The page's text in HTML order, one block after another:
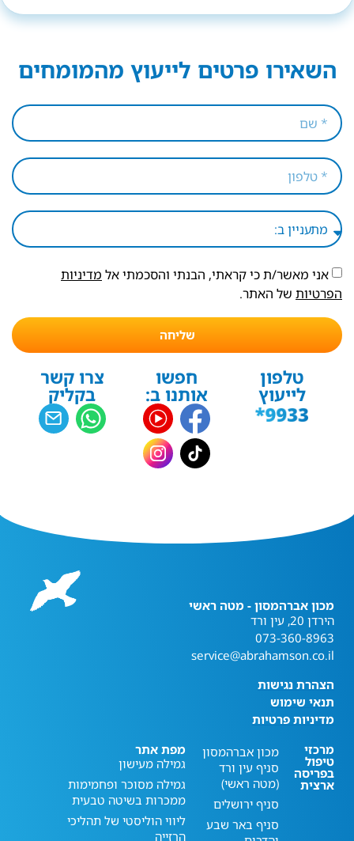
השאירו פרטים לייעוץ מהמומחים
אני מאשר/ת כי קראתי, הבנתי והסכמתי אל מדיניות
הפרטיות של האתר.
שליחה
טלפון
לייעוץ
חפשו
אותנו ב:
צרו קשר
בקליק
מכון אברהמסון - מטה ראשי
הירדן 20, עין ורד
073-360-8963
service@abrahamson.co.il
הצהרת נגישות
תנאי שימוש
מדיניות פרטיות
מרכזי
טיפול
בפריסה
ארצית
מכון אברהמסון
סניף עין ורד
(מטה ראשי)
סניף ירושלים
סניף באר שבע
מפת אתר
גמילה מעישון
גמילה מסוכר ופחמימות
ממכרות בשיטה טבעית
ליווי הוליסטי של תהליכי
הרזייה